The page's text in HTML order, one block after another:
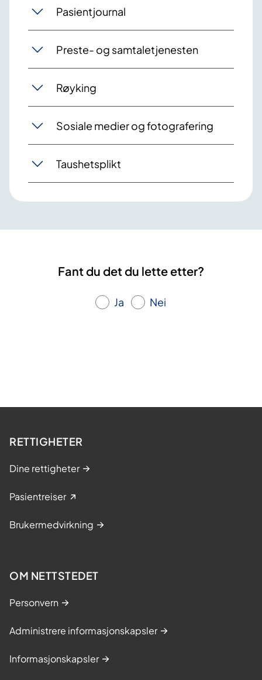
Pasientjournal
Preste- og samtaletjenesten
Røyking
Sosiale medier og fotografering
Taushetsplikt
Fant du det du lette etter?
Ja Nei
RETTIGHETER
Dine rettigheter
Pasientreiser
Brukermedvirkning
OM NETTSTEDET
Personvern
Administrere informasjonskapsler
Informasjonskapsler